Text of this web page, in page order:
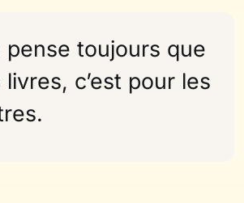
pense toujours que
livres, c’est pour les